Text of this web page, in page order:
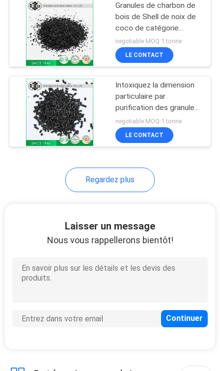
Granules de charbon de
bois de Shell de noix de
coco de catégorie
comestible pour la
couleur de noir de fume-
cigarettes
negotiable MOQ:1 tonne
LE CONTACT
Intoxiquez la dimension
particulaire par
purification des granules
4mm de charbon actif de
disposition 450 - la
densité 550g/L
negotiable MOQ:1 tonne
LE CONTACT
Regardez plus
Laisser un message
Nous vous rappellerons bientôt!